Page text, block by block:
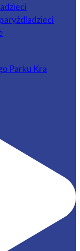
Parku Kra